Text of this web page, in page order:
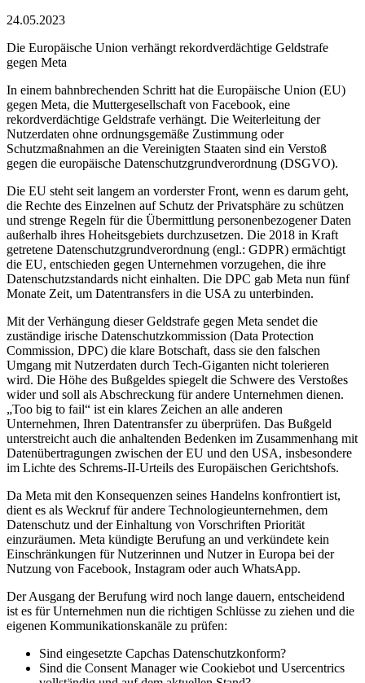
24.05.2023
Die Europäische Union verhängt rekordverdächtige Geldstrafe
gegen Meta
In einem bahnbrechenden Schritt hat die Europäische Union (EU)
gegen Meta, die Muttergesellschaft von Facebook, eine
rekordverdächtige Geldstrafe verhängt. Die Weiterleitung der
Nutzerdaten ohne ordnungsgemäße Zustimmung oder
Schutzmaßnahmen an die Vereinigten Staaten sind ein Verstoß
gegen die europäische Datenschutzgrundverordnung (DSGVO).
Die EU steht seit langem an vorderster Front, wenn es darum geht,
die Rechte des Einzelnen auf Schutz der Privatsphäre zu schützen
und strenge Regeln für die Übermittlung personenbezogener Daten
außerhalb ihres Hoheitsgebiets durchzusetzen. Die 2018 in Kraft
getretene Datenschutzgrundverordnung (engl.: GDPR) ermächtigt
die EU, entschieden gegen Unternehmen vorzugehen, die ihre
Datenschutzstandards nicht einhalten. Die DPC gab Meta nun fünf
Monate Zeit, um Datentransfers in die USA zu unterbinden.
Mit der Verhängung dieser Geldstrafe gegen Meta sendet die
zuständige irische Datenschutzkommission (Data Protection
Commission, DPC) die klare Botschaft, dass sie den falschen
Umgang mit Nutzerdaten durch Tech-Giganten nicht tolerieren
wird. Die Höhe des Bußgeldes spiegelt die Schwere des Verstoßes
wider und soll als Abschreckung für andere Unternehmen dienen.
„Too big to fail“ ist ein klares Zeichen an alle anderen
Unternehmen, Ihren Datentransfer zu überprüfen. Das Bußgeld
unterstreicht auch die anhaltenden Bedenken im Zusammenhang mit
Datenübertragungen zwischen der EU und den USA, insbesondere
im Lichte des Schrems-II-Urteils des Europäischen Gerichtshofs.
Da Meta mit den Konsequenzen seines Handelns konfrontiert ist,
dient es als Weckruf für andere Technologieunternehmen, dem
Datenschutz und der Einhaltung von Vorschriften Priorität
einzuräumen. Meta kündigte Berufung an und verkündete kein
Einschränkungen für Nutzerinnen und Nutzer in Europa bei der
Nutzung von Facebook, Instagram oder auch WhatsApp.
Der Ausgang der Berufung wird noch lange dauern, entscheidend
ist es für Unternehmen nun die richtigen Schlüsse zu ziehen und die
eigenen Kommunikationskanäle zu prüfen:
Sind eingesetzte Capchas Datenschutzkonform?
Sind die Consent Manager wie Cookiebot und Usercentrics